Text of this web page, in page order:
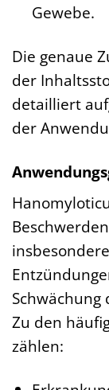
Gewebe.
Die genaue
der
detailliert
der
Zu den
zählen: